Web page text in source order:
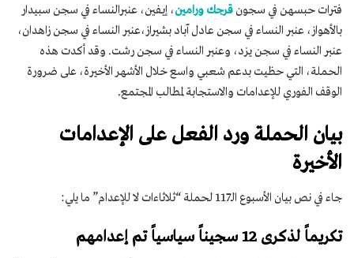
فترات حبسهن في سجون قرجك ورامين، إيفين، عنبرالنساء في سجن سبيدار
بالأهواز، عنبر النساء في سجن عادل آباد بشيراز،عنبر النساء في سجن زاهدان،
عنبر النساء في سجن يزد، وعنبر النساء في سجن رشت. وقد أكدت هذه
الحملة، التي حظيت بدعم شعبي واسع خلال الأشهر الأخيرة، على ضرورة
الوقف الفوري للإعدامات والاستجابة لمطالب المجتمع.
بیان الحملة ورد الفعل على الإعدامات
الأخيرة
جاء في نص بيان الأسبوع الـ117 لحملة “ثلاثاءات لا للإعدام” ما يلي:
تكريماً لذكرى 12 سجيناً سياسياً تم إعدامهم